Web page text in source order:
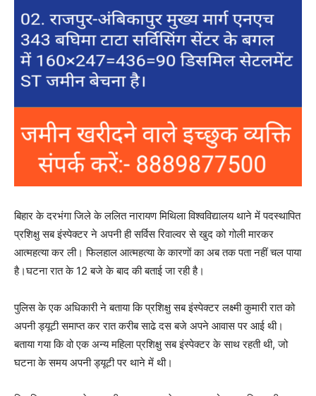
बिहार के दरभंगा जिले के ललित नारायण मिथिला विश्वविद्यालय थाने में पदस्थापित
प्रशिक्षु सब इंस्पेक्टर ने अपनी ही सर्विस रिवाल्वर से खुद को गोली मारकर
आत्महत्या कर ली। फिलहाल आत्महत्या के कारणों का अब तक पता नहीं चल पाया
है।घटना रात के 12 बजे के बाद की बताई जा रही है।
पुलिस के एक अधिकारी ने बताया कि प्रशिक्षु सब इंस्पेक्टर लक्ष्मी कुमारी रात को
अपनी ड्यूटी समाप्त कर रात करीब साढे दस बजे अपने आवास पर आई थी।
बताया गया कि वो एक अन्य महिला प्रशिक्षु सब इंस्पेक्टर के साथ रहती थी, जो
घटना के समय अपनी ड्यूटी पर थाने में थी।